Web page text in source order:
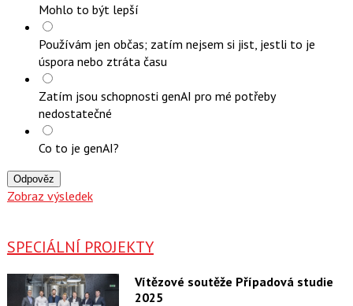
Mohlo to být lepší
Používám jen občas; zatím nejsem si jist, jestli to je
úspora nebo ztráta času
Zatím jsou schopnosti genAI pro mé potřeby
nedostatečné
Co to je genAI?
Odpověz
Zobraz výsledek
SPECIÁLNÍ PROJEKTY
Vítězové soutěže Případová studie
2025